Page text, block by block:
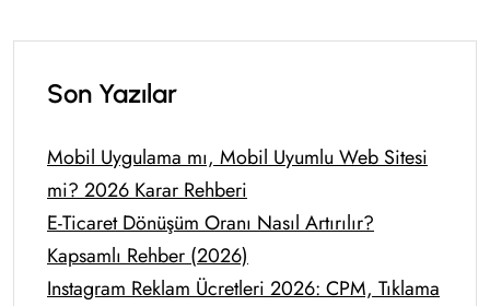
Son Yazılar
Mobil Uygulama mı, Mobil Uyumlu Web Sitesi
mi? 2026 Karar Rehberi
E-Ticaret Dönüşüm Oranı Nasıl Artırılır?
Kapsamlı Rehber (2026)
Instagram Reklam Ücretleri 2026: CPM, Tıklama